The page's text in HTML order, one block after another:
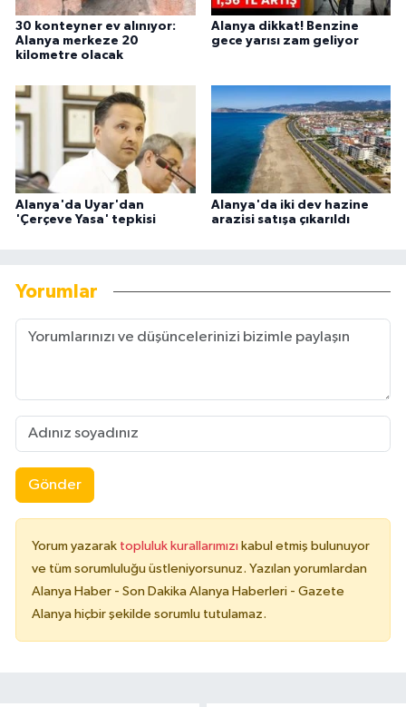
30 konteyner ev alınıyor:
Alanya merkeze 20
kilometre olacak
Alanya dikkat! Benzine
gece yarısı zam geliyor
Alanya'da Uyar'dan
'Çerçeve Yasa' tepkisi
Alanya'da iki dev hazine
arazisi satışa çıkarıldı
Yorumlar
Gönder
Yorum yazarak topluluk kurallarımızı kabul etmiş bulunuyor
ve tüm sorumluluğu üstleniyorsunuz. Yazılan yorumlardan
Alanya Haber - Son Dakika Alanya Haberleri - Gazete
Alanya hiçbir şekilde sorumlu tutulamaz.